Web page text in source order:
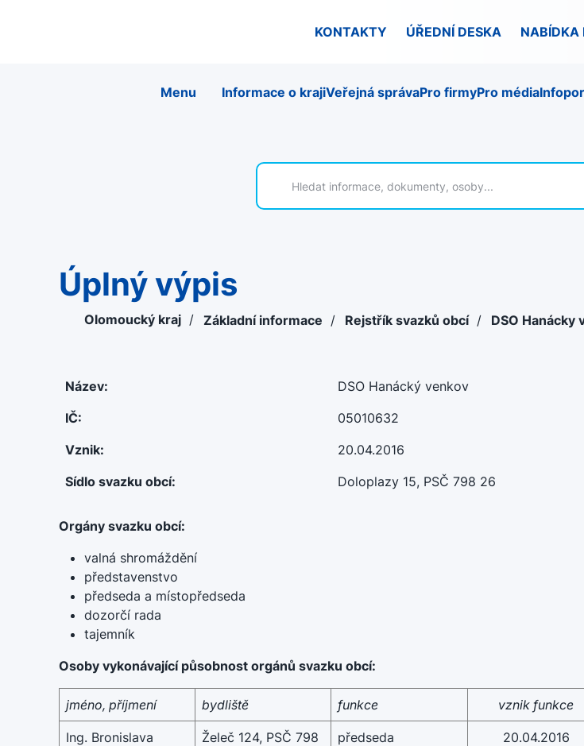
KONTAKTY ÚŘEDNÍ DESKA NABÍDKA
Menu Informace o krajiVeřejná správaPro firmyPro média
Úplný výpis
Olomoucký kraj / Základní informace / Rejstřík svazků obcí / DSO Hanácky
Název:
DSO Hanácký venkov
IČ:
05010632
Vznik:
20.04.2016
Sídlo svazku obcí:
Doloplazy 15, PSČ 798 26
Orgány svazku obcí:
valná shromáždění
představenstvo
předseda a místopředseda
dozorčí rada
tajemník
Osoby vykonávající působnost orgánů svazku obcí:
jméno, příjmení bydliště funkce vznik funkce
Ing. Bronislava
Želeč 124, PSČ 798
předseda 20.04.2016